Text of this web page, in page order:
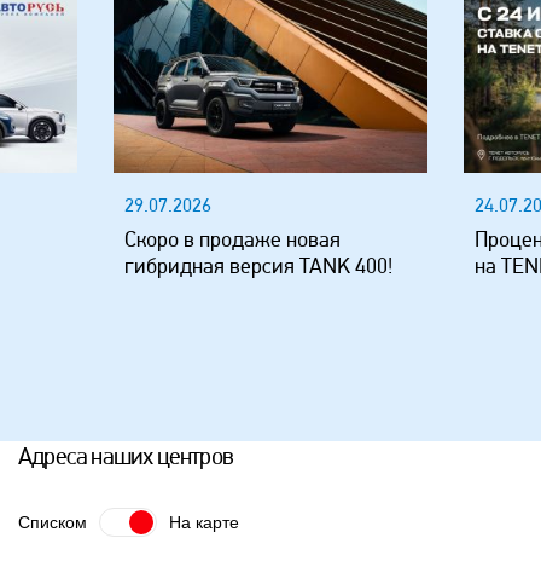
29.07.2026
Скоро в продаже новая
гибридная версия TANK 400!
на
Адреса наших центров
Списком На карте